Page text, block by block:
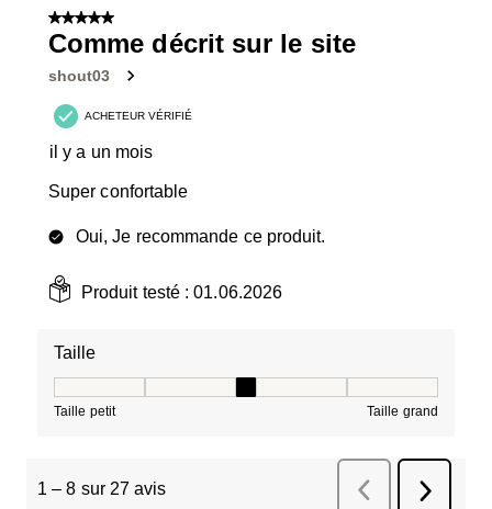
5 sur 5 étoiles.
Comme décrit sur le site
shout03
ACHETEUR VÉRIFIÉ
il y a un mois
Super confortable
Oui, Je recommande ce produit.
Produit testé :01.06.2026
Taille
Taille petit Taille grand
1 – 8 sur 27 avis Précédentavis
Suivant